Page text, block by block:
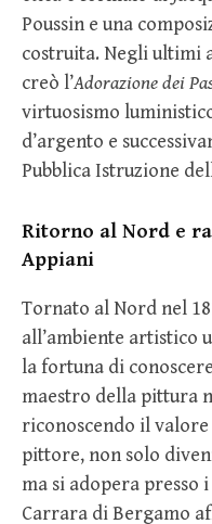
Poussin e una
costruita. Negli ultimi
creò l’Adorazione dei
virtuosismo
d’argento e
Pubblica Istruzione
Ritorno al Nord e
Appiani
Tornato al Nord nel
all’ambiente artistico
la fortuna di conoscere
maestro della pittura
riconoscendo il
pittore, non solo
ma si adopera presso
Carrara di Bergamo